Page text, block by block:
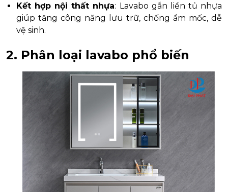
Kết hợp nội thất nhựa: Lavabo gắn liền tủ nhựa
giúp tăng công năng lưu trữ, chống ẩm mốc, dễ
vệ sinh.
2. Phân loại lavabo phổ biến